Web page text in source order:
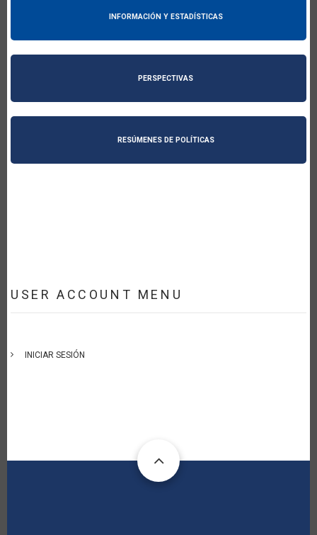
INFORMACIÓN Y ESTADÍSTICAS
PERSPECTIVAS
RESÚMENES DE POLÍTICAS
USER ACCOUNT MENU
INICIAR SESIÓN